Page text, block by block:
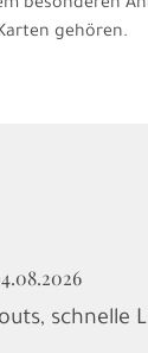
besonderen
gehören.
schnelle